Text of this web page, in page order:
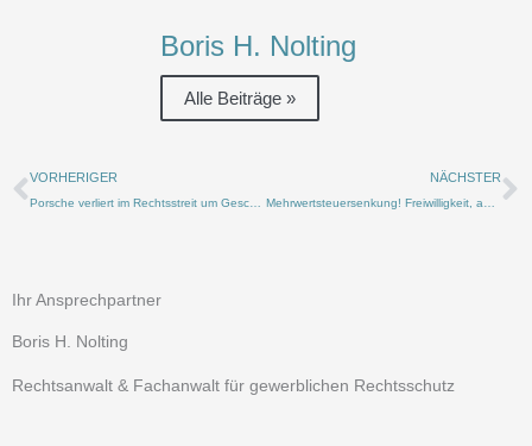
t
t
r
t
a
g
r
Boris H. Nolting
Alle Beiträge »
Zurück
VORHERIGER NÄCHSTER
Ihr Ansprechpartner
Boris H. Nolting
Rechtsanwalt & Fachanwalt für gewerblichen Rechtsschutz